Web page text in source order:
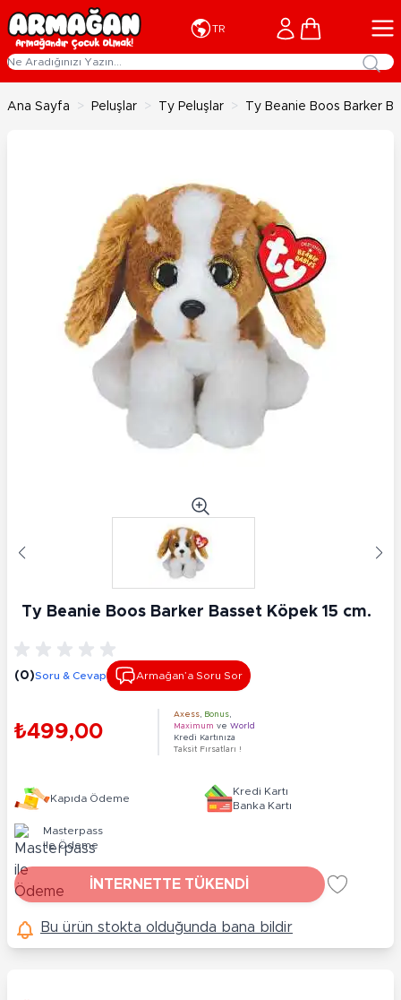
İçeriğe geç
TR Cart
Ana Sayfa > Peluşlar > Ty Peluşlar > Ty Beanie Boos Barker
Ty Beanie Boos Barker Basset Köpek 15 cm.
(0)Soru & Cevap Armağan’a Soru Sor
₺499,00
Axess Bonus
Maximum ve World
Kredi Kartınıza
Taksit Fırsatları !
Kapıda Ödeme
Kredi Kartı
Banka Kartı
Masterpass
ile Ödeme
İNTERNETTE TÜKENDİ
Bu ürün stokta olduğunda bana bildir